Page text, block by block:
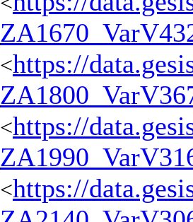
<https://
<https://
<https://